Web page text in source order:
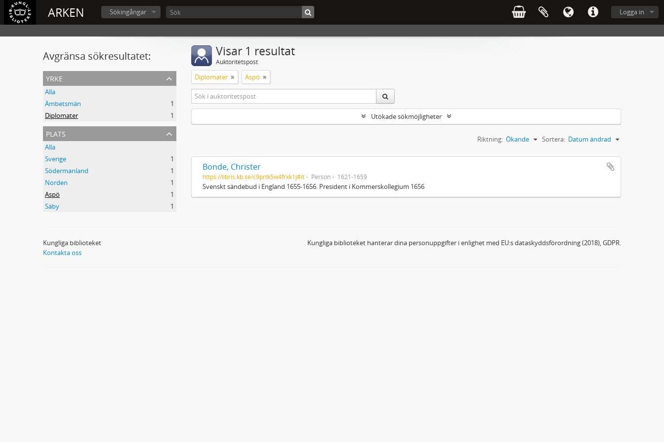
ARKEN Logga in
Sökingångar
Avgränsa sökresultatet:
yrke
Alla
Ämbetsmän
1
Diplomater
1
plats
Alla
Sverige
1
Södermanland
1
Norden
1
Aspö
1
Säby
1
Visar 1 resultat
Auktoritetspost
Diplomater Aspö
Utökade sökmöjligheter
Sortera: Datum ändrad
Riktning: Ökande
Bonde, Christer
https://libris.kb.se/c9prtk5w4frxk1j#it Person 1621-1659
Svenskt sändebud i England 1655-1656. President i Kommerskollegium 1656
Kungliga biblioteket
Kontakta oss
Kungliga biblioteket hanterar dina personuppgifter i enlighet med EU:s dataskyddsförordning (2018), GDPR.